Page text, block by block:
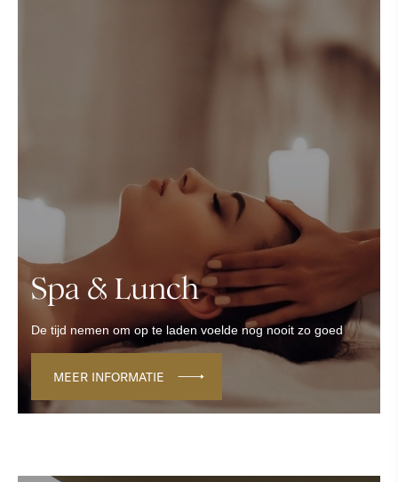
Spa & Lunch
De tijd nemen om op te laden voelde nog nooit zo goed
MEER INFORMATIE